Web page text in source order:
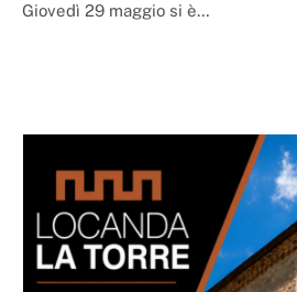
Giovedì 29 maggio si è…